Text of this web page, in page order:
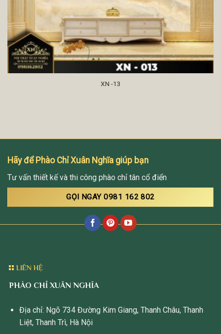
XN -13
Hãy để Phào Chỉ Xuân Nghĩa giúp bạn
Tư vấn thiết kế và thi công phào chỉ tân cổ điển
GỌI NGAY 0981 162 802
LIÊN HỆ
PHÀO CHỈ XUÂN NGHĨA
Địa chỉ: Ngõ 734 Đường Kim Giang, Thanh Châu, Thanh
Liệt, Thanh Trì, Hà Nội